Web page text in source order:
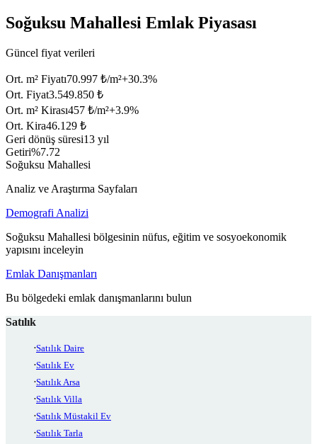
Soğuksu Mahallesi Emlak Piyasası
Güncel fiyat verileri
Ort. m² Fiyatı70.997 ₺/m²+30.3%
Ort. Fiyat3.549.850 ₺
Ort. m² Kirası457 ₺/m²+3.9%
Ort. Kira46.129 ₺
Geri dönüş süresi13 yıl
Getiri%7.72
Soğuksu Mahallesi
Analiz ve Araştırma Sayfaları
Demografi Analizi
Soğuksu Mahallesi bölgesinin nüfus, eğitim ve sosyoekonomik
yapısını inceleyin
Emlak Danışmanları
Bu bölgedeki emlak danışmanlarını bulun
Satılık
Satılık Daire
Satılık Ev
Satılık Arsa
Satılık Villa
Satılık Müstakil Ev
Satılık Tarla